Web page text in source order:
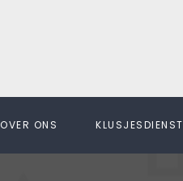
OVER ONS KLUSJESDIENST